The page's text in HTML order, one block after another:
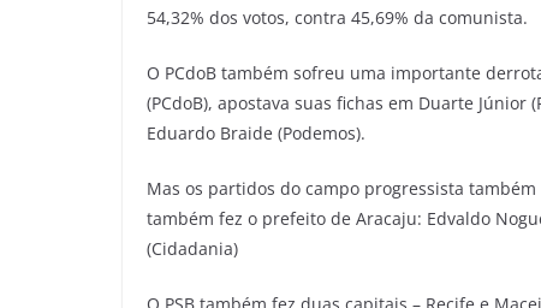
54,32% dos votos, contra 45,69% da comunista.
O PCdoB também sofreu uma importante
(PCdoB), apostava suas fichas em Duarte Júnior
Eduardo Braide (Podemos).
Mas os partidos do campo progressista
também fez o prefeito de Aracaju: Edvaldo
(Cidadania)